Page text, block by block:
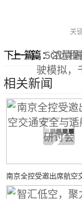
关
上一篇：浓情
下一篇：5G远程
驶模拟，
相关新闻